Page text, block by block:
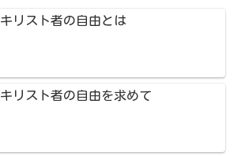
キリスト者の自由とは
キリスト者の自由を求めて